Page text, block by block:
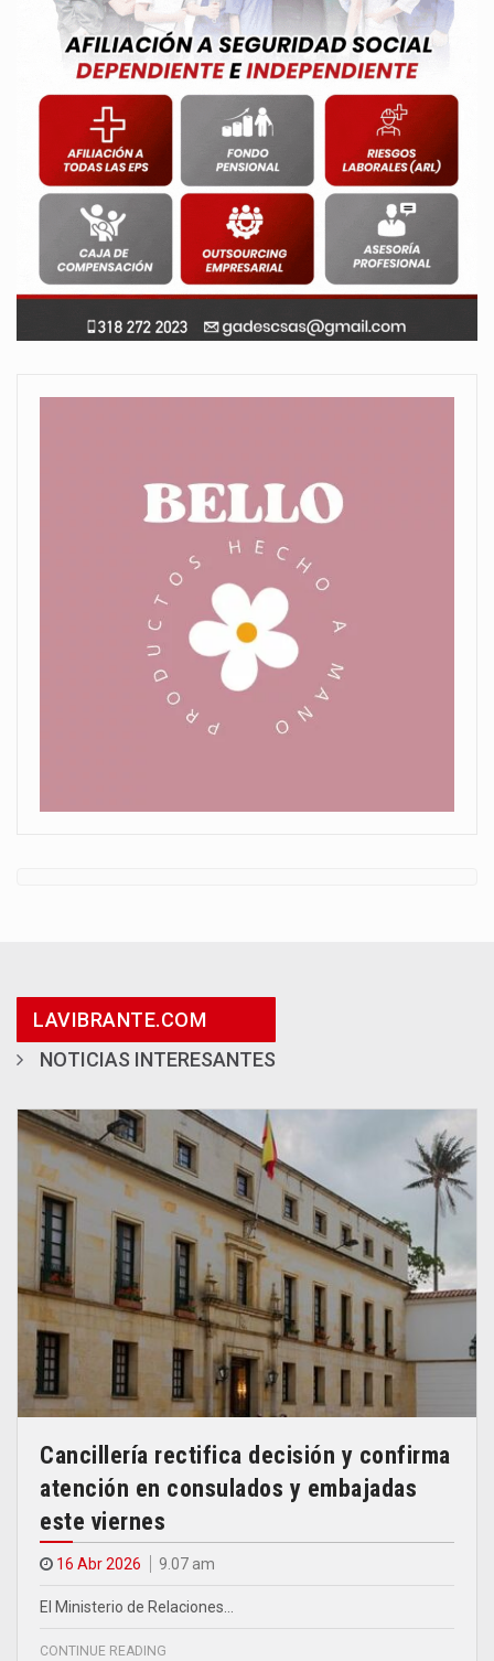
LAVIBRANTE.COM
NOTICIAS INTERESANTES
Cancillería rectifica decisión y confirma
atención en consulados y embajadas
este viernes
16 Abr 2026 9.07 am
El Ministerio de Relaciones…
CONTINUE READING